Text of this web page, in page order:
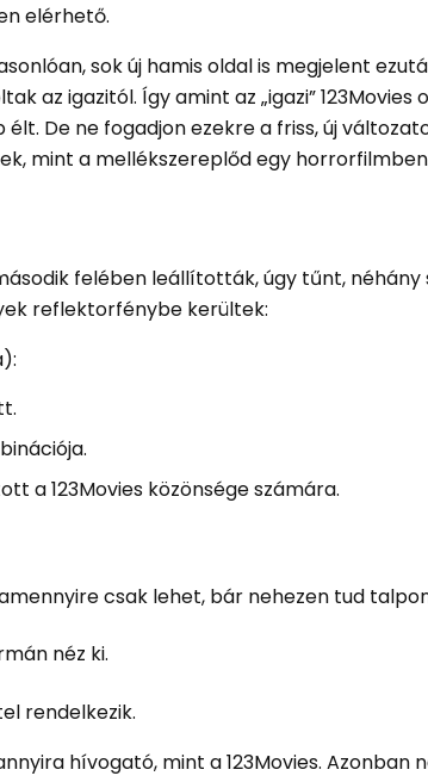
elérhető.
sok új hamis oldal is megjelent
az igazitól. Így amint az „igazi” 123Movies
De ne fogadjon ezekre a friss, új
mint a mellékszereplőd egy
felében leállították, úgy tűnt, néhány
reflektorfénybe kerültek:
a 123Movies közönsége számára.
csak lehet, bár nehezen tud
néz ki.
rendelkezik.
hívogató, mint a 123Movies. Azonban